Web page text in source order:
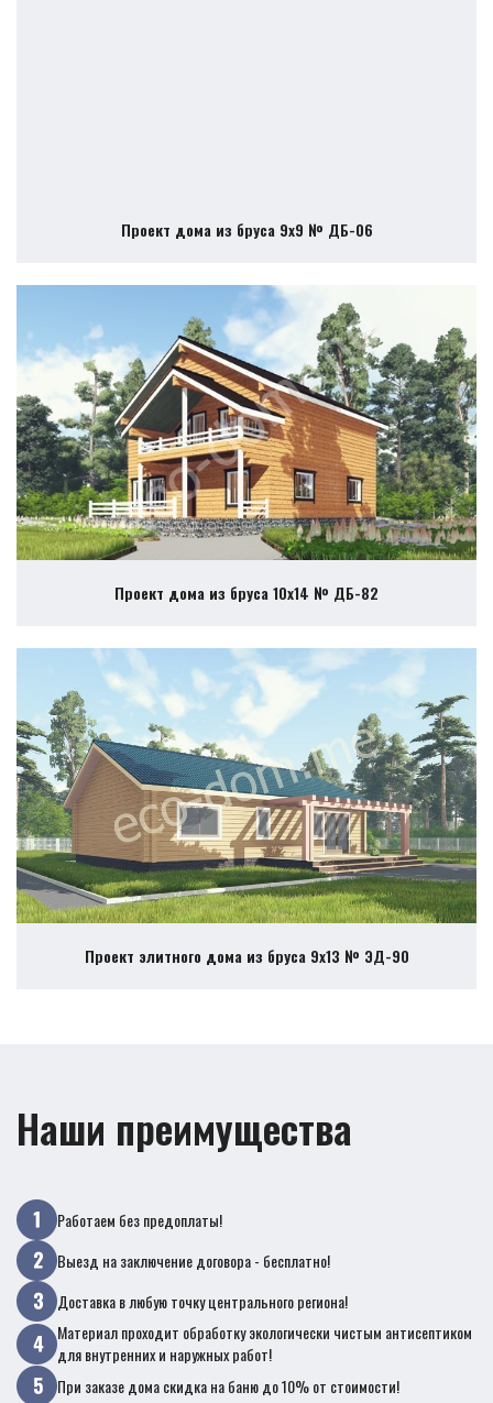
Проект дома из бруса 9х9 № ДБ-06
Проект дома из бруса 10х14 № ДБ-82
Проект элитного дома из бруса 9х13 № ЭД-90
Наши преимущества
Работаем без предоплаты!
Выезд на заключение договора - бесплатно!
Доставка в любую точку центрального региона!
Материал проходит обработку экологически чистым антисептиком
для внутренних и наружных работ!
При заказе дома скидка на баню до 10% от стоимости!